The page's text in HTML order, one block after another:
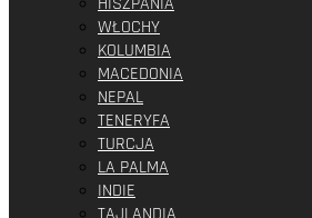
WŁOCHY
KOLUMBIA
MACEDONIA
NEPAL
TENERYFA
TURCJA
LA PALMA
INDIE